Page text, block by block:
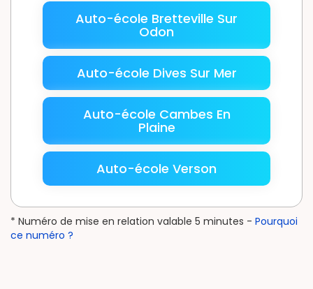
Auto-école Bretteville Sur
Odon
Auto-école Dives Sur Mer
Auto-école Cambes En
Plaine
Auto-école Verson
* Numéro de mise en relation valable 5 minutes - Pourquoi
ce numéro ?